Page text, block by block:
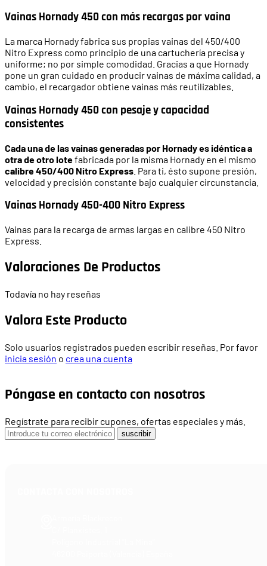
Vainas Hornady 450 con más recargas por vaina
La marca Hornady fabrica sus propias vainas del 450/400
Nitro Express como principio de una cartuchería precisa y
uniforme; no por simple comodidad. Gracias a que Hornady
pone un gran cuidado en producir vainas de máxima calidad, a
cambio, el recargador obtiene vainas más reutilizables.
Vainas Hornady 450 con pesaje y capacidad
consistentes
Cada una de las vainas generadas por Hornady es idéntica a
otra de otro lotefabricada por la misma Hornady en el mismo
calibre 450/400 Nitro Express . Para ti, ésto supone presión,
velocidad y precisión constante bajo cualquier circunstancia.
Vainas Hornady 450-400 Nitro Express
Vainas para la recarga de armas largas en calibre 450 Nitro
Express.
Valoraciones De Productos
Todavía no hay reseñas
Valora Este Producto
Solo usuarios registrados pueden escribir reseñas. Por favor
inicia sesión o crea una cuenta
Póngase en contacto con nosotros
Regístrate para recibir cupones, ofertas especiales y más.
suscribir